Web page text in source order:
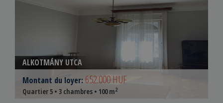
ALKOTMÁNY UTCA
Montant du loyer: 652.000 HUF
Quartier 5 • 3 chambres • 100 m2